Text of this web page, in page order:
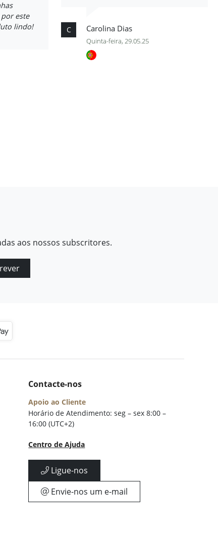
este
lindo!
C Carolina Dias
Quinta-feira, 29.05.25
aos nossos subscritores.
Contacte-nos
Apoio ao Cliente
Horário de Atendimento: seg – sex 8:00 –
16:00 (UTC+2)
Centro de Ajuda
Ligue-nos
Envie-nos um e-mail